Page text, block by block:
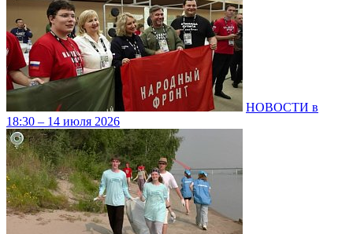
НОВОСТИ в
18:30 – 14 июля 2026